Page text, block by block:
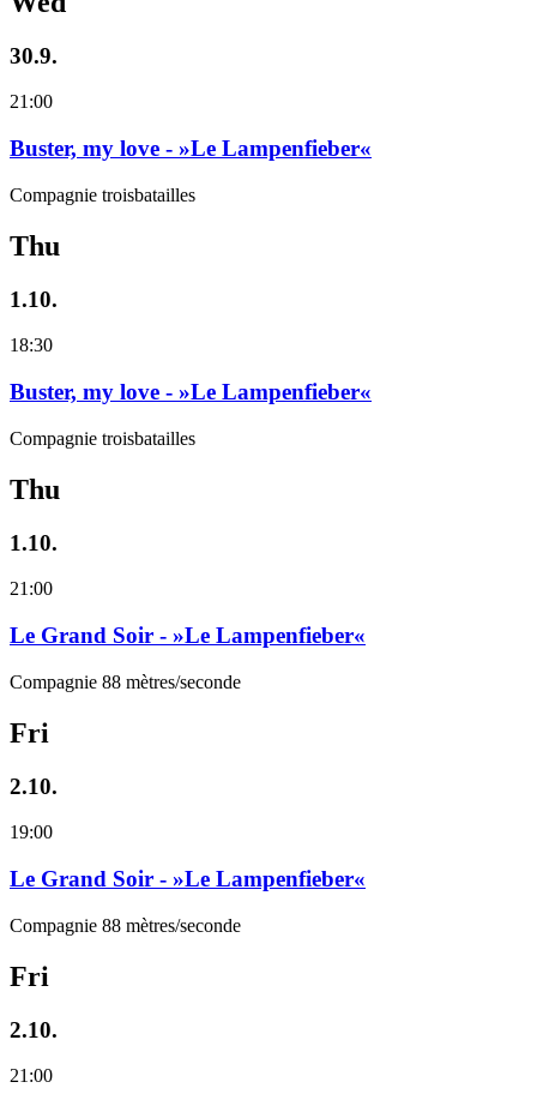
30.9.
21:00
Buster, my love - »Le Lampenfieber«
Compagnie troisbatailles
Thu
1.10.
18:30
Buster, my love - »Le Lampenfieber«
Compagnie troisbatailles
Thu
1.10.
21:00
Le Grand Soir - »Le Lampenfieber«
Compagnie 88 mètres/seconde
Fri
2.10.
19:00
Le Grand Soir - »Le Lampenfieber«
Compagnie 88 mètres/seconde
Fri
2.10.
21:00